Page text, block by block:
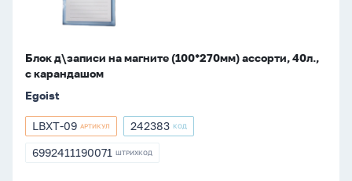
карандашом
Блок д\записи на магните (100*270мм) ассорти, 40л.,
с карандашом
Egoist
Артикул
LBXT-
LBXT-09 АРТИКУЛ
Артикул
242383
242383 КОД
ШТРИХКОД
6992411190071 ШТРИХКОД